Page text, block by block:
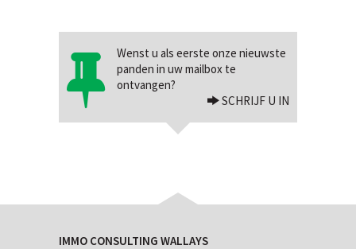
Wenst u als eerste onze nieuwste
panden in uw mailbox te
ontvangen?
SCHRIJF U IN
IMMO CONSULTING WALLAYS